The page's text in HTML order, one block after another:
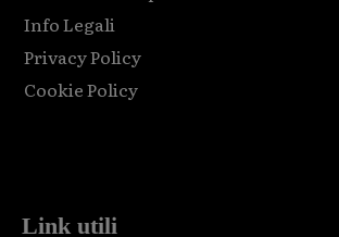
Info Legali
Privacy Policy
Cookie Policy
Link utili